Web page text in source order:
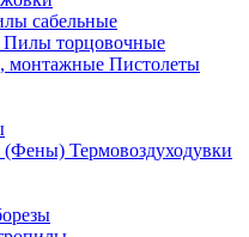
сабельные
Пилы торцовочные
Пистолеты
Термовоздуходувки